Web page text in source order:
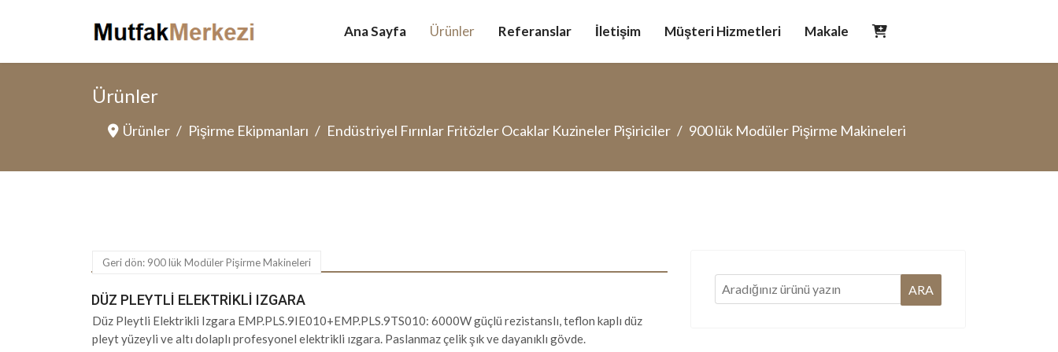
Ana Sayfa Ürünler Referanslar İletişim Müşteri Hizmetleri Makale
Ürünler
Ürünler Pişirme Ekipmanları Endüstriyel Fırınlar Fritözler Ocaklar Kuzineler Pişiriciler 900 lük Modüler Pişirme Makineleri
Geri dön: 900 lük Modüler Pişirme Makineleri
DÜZ PLEYTLI ELEKTRIKLI IZGARA
Düz Pleytli Elektrikli Izgara EMP.PLS.9IE010+EMP.PLS.9TS010: 6000W güçlü rezistanslı, teflon kaplı düz
pleyt yüzeyli ve altı dolaplı profesyonel elektrikli ızgara. Paslanmaz çelik şık ve dayanıklı gövde.